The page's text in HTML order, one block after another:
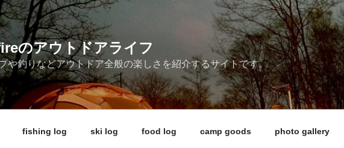
のアウトドアライフ
や釣りなどアウトドア全般の楽しさを紹介するサイトです。
fishing log ski log food log camp goods photo gallery